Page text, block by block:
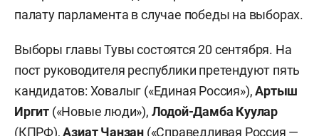
палату парламента в случае победы на выборах.
Выборы главы Тувы состоятся 20 сентября. На
пост руководителя республики претендуют пять
кандидатов: Ховалыг («Единая Россия»),Артыш
Иргит («Новые люди»), Лодой-Дамба Куулар
(КПРФ),Азиат Чанзан («Справедливая Россия —